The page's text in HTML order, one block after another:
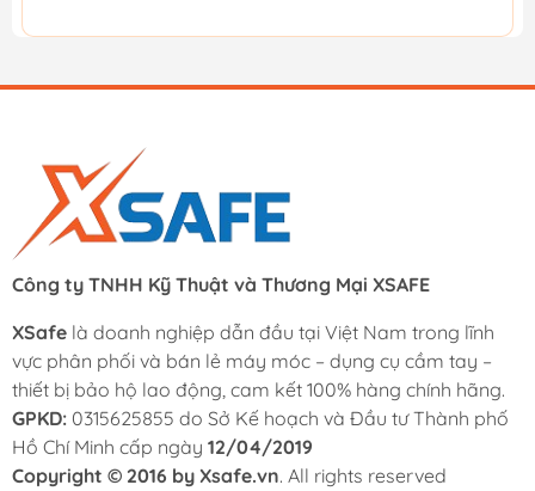
Công ty TNHH Kỹ Thuật và Thương Mại XSAFE
XSafe là doanh nghiệp dẫn đầu tại Việt Nam trong lĩnh
vực phân phối và bán lẻ máy móc – dụng cụ cầm tay –
thiết bị bảo hộ lao động, cam kết 100% hàng chính hãng.
GPKD: 0315625855 do Sở Kế hoạch và Đầu tư Thành phố
Hồ Chí Minh cấp ngày 12/04/2019
Copyright © 2016 by Xsafe.vn. All rights reserved